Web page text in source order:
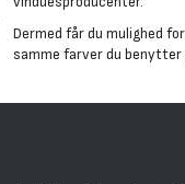
Dermed får du mulighed
samme farver du benytter